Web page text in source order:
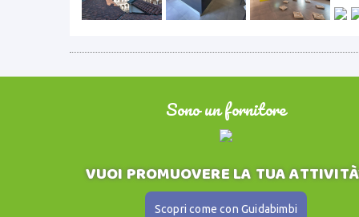
Sono un fornitore
VUOI PROMUOVERE LA TUA
Scopri come con Guidabimbi